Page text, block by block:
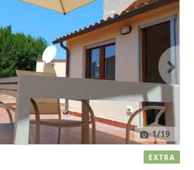
1/19
EXTRA